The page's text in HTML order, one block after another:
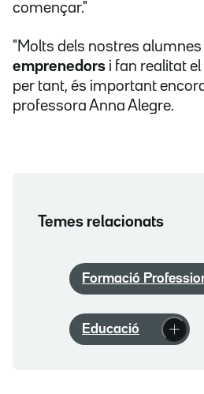
començar."
"Molts dels nostres
emprenedors i fan realitat
per tant, és important
professora Anna Alegre.
Temes relacionats
Formació
Educació